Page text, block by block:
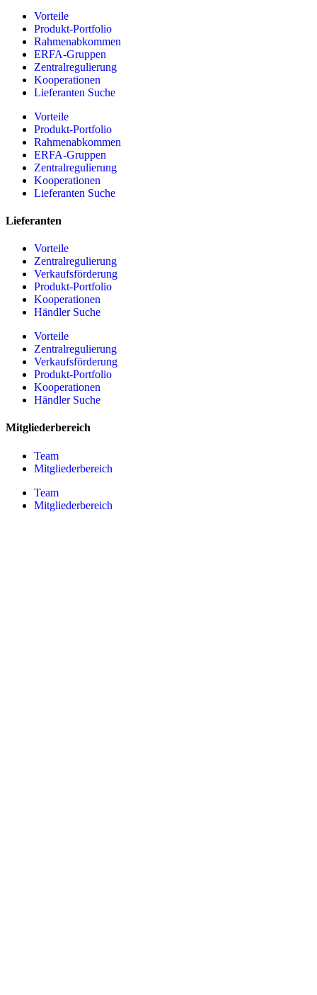
Vorteile
Produkt-Portfolio
Rahmenabkommen
ERFA-Gruppen
Zentralregulierung
Kooperationen
Lieferanten Suche
Vorteile
Produkt-Portfolio
Rahmenabkommen
ERFA-Gruppen
Zentralregulierung
Kooperationen
Lieferanten Suche
Lieferanten
Vorteile
Zentralregulierung
Verkaufsförderung
Produkt-Portfolio
Kooperationen
Händler Suche
Vorteile
Zentralregulierung
Verkaufsförderung
Produkt-Portfolio
Kooperationen
Händler Suche
Mitgliederbereich
Team
Mitgliederbereich
Team
Mitgliederbereich